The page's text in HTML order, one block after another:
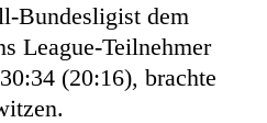
Bundesligist dem
League-Teilnehmer
(20:16), brachte